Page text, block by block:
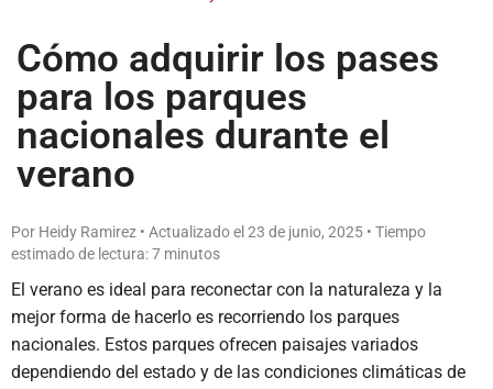
Cómo adquirir los pases
para los parques
nacionales durante el
verano
Por Heidy Ramirez • Actualizado el 23 de junio, 2025 • Tiempo
estimado de lectura: 7 minutos
El verano es ideal para reconectar con la naturaleza y la
mejor forma de hacerlo es recorriendo los parques
nacionales. Estos parques ofrecen paisajes variados
dependiendo del estado y de las condiciones climáticas de